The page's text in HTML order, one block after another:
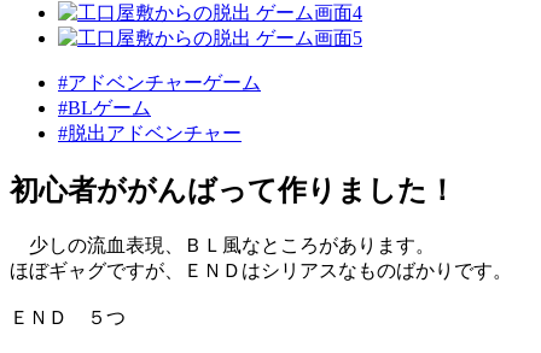
#アドベンチャーゲーム
#BLゲーム
#脱出アドベンチャー
初心者ががんばって作りました！
少しの流血表現、ＢＬ風なところがあります。
ほぼギャグですが、ＥＮＤはシリアスなものばかりです。
ＥＮＤ ５つ